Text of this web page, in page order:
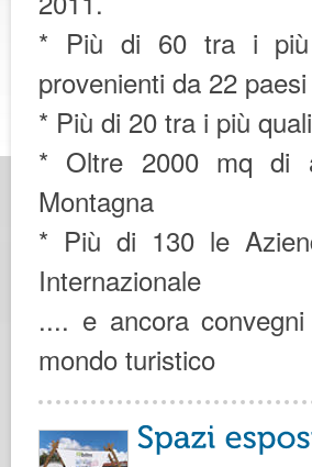
* Più di 60 tra i più
provenienti da 22
* Più di 20 tra i più
* Oltre 2000 mq di
Montagna
* Più di 130 le
Internazionale
.... e ancora
mondo turistico